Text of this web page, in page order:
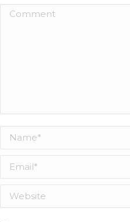
Comment
Name *
Email *
Website